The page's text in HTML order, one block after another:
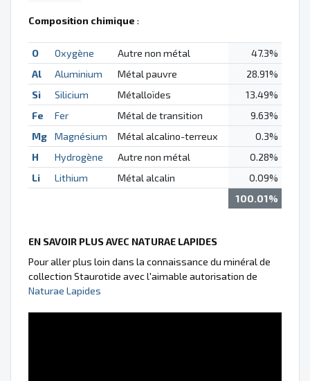
Composition chimique :
O Oxygène Autre non métal
47.3%
Al
Aluminium Métal pauvre
28.91%
Si
Silicium Métalloïdes
13.49%
Fe
Fer Métal de transition
9.63%
Mg
Magnésium Métal alcalino-terreux
0.3%
H
Hydrogène Autre non métal
0.28%
Li
Lithium Métal alcalin
0.09%
100.01%
EN SAVOIR PLUS AVEC NATURAE LAPIDES
Pour aller plus loin dans la connaissance du minéral de
collection Staurotide avec l'aimable autorisation de
Naturae Lapides